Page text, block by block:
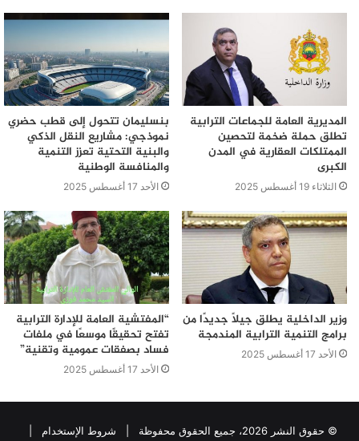
المديرية العامة للجماعات الترابية
تطلق حملة ضخمة لتحصين
الممتلكات العقارية في المدن
الكبرى
الثلاثاء 19 أغسطس 2025
بنسليمان تتحول إلى قطب حضري
نموذجي: مشاريع النقل الذكي
والبنية التحتية تعزز التنمية
والمنافسة الوطنية
الأحد 17 أغسطس 2025
وزير الداخلية يطلق جيلًا جديدًا من
برامج التنمية الترابية المندمجة
الأحد 17 أغسطس 2025
“المفتشية العامة للإدارة الترابية
تفتح تحقيقًا موسعًا في ملفات
فساد بصفقات عمومية وتقنية”
الأحد 17 أغسطس 2025
© حقوق النشر 2026، جميع الحقوق محفوظة | شروط الإستخدام